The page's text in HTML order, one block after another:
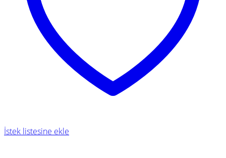
İstek listesine ekle